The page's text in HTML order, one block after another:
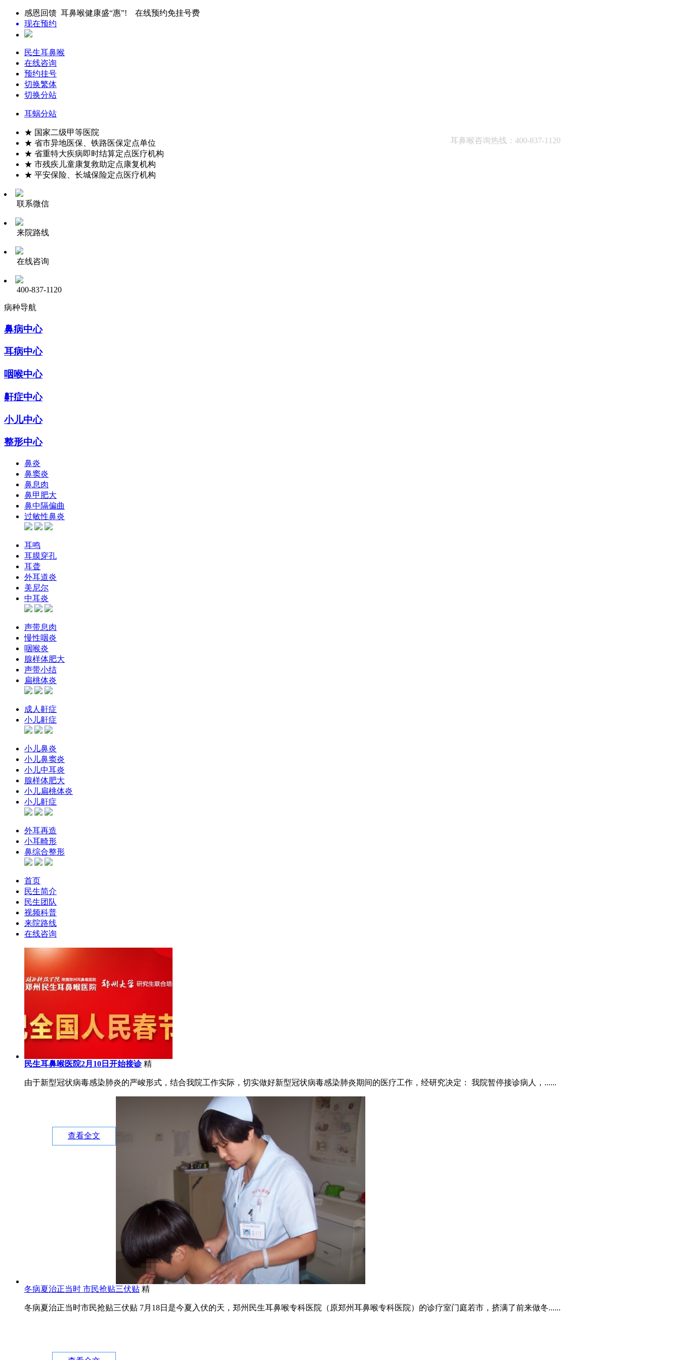
感恩回馈 耳鼻喉健康盛“惠”! 在线预约免挂号费
现在预约
民生耳鼻喉
在线咨询
预约挂号
切换繁体
切换分站
耳蜗分站
耳鼻喉咨询热线：400-837-1120
★ 国家二级甲等医院
★ 省市异地医保、铁路医保定点单位
★ 省重特大疾病即时结算定点医疗机构
★ 市残疾儿童康复救助定点康复机构
★ 平安保险、长城保险定点医疗机构
联系微信
来院路线
在线咨询
400-837-1120
病种导航
鼻病中心
耳病中心
咽喉中心
鼾症中心
小儿中心
整形中心
鼻炎
鼻窦炎
鼻息肉
鼻甲肥大
鼻中隔偏曲
过敏性鼻炎
耳鸣
耳膜穿孔
耳聋
外耳道炎
美尼尔
中耳炎
声带息肉
慢性咽炎
咽喉炎
腺样体肥大
声带小结
扁桃体炎
成人鼾症
小儿鼾症
小儿鼻炎
小儿鼻窦炎
小儿中耳炎
腺样体肥大
小儿扁桃体炎
小儿鼾症
外耳再造
小耳畸形
鼻综合整形
首页
民生简介
民生团队
视频科普
来院路线
在线咨询
民生耳鼻喉医院2月10日开始接诊 精
由于新型冠状病毒感染肺炎的严峻形式，结合我院工作实际，切实做好新型冠状病毒感染肺炎期间的医疗工作，经研究决定： 我院暂停接诊病人，......
查看全文
冬病夏治正当时 市民抢贴三伏贴 精
冬病夏治正当时市民抢贴三伏贴 7月18日是今夏入伏的天，郑州民生耳鼻喉专科医院（原郑州耳鼻喉专科医院）的诊疗室门庭若市，挤满了前来做冬......